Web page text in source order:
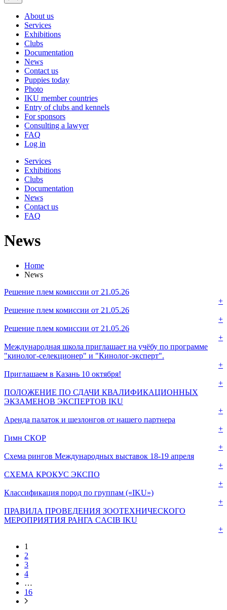
About us
Services
Exhibitions
Clubs
Documentation
News
Contact us
Puppies today
Photo
IKU member countries
Entry of clubs and kennels
For sponsors
Consulting a lawyer
FAQ
Log in
Services
Exhibitions
Clubs
Documentation
News
Contact us
FAQ
News
Home
News
Решение плем комиссии от 21.05.26
+
Решение плем комиссии от 21.05.26
+
Решение плем комиссии от 21.05.26
+
Международная школа приглашает на учёбу по программе
"кинолог-селекционер" и "Кинолог-эксперт".
+
Приглашаем в Казань 10 октября!
+
ПОЛОЖЕНИЕ ПО СДАЧИ КВАЛИФИКАЦИОННЫХ
ЭКЗАМЕНОВ ЭКСПЕРТОВ IKU
+
Аренда палаток и шезлонгов от нашего партнера
+
Гимн СКОР
+
Схема рингов Международных выставок 18-19 апреля
+
СХЕМА КРОКУС ЭКСПО
+
Классификация пород по группам («IKU»)
+
ПРАВИЛА ПРОВЕДЕНИЯ ЗООТЕХНИЧЕСКОГО
МЕРОПРИЯТИЯ РАНГА CACIB IKU
+
1
2
3
4
…
16